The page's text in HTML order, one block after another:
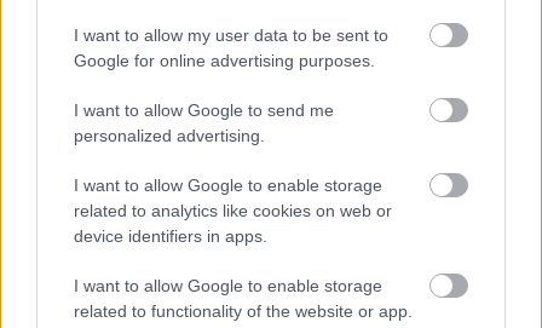
I want to allow my user data to be sent to
Google for online advertising purposes.
I want to allow Google to send me
personalized advertising.
I want to allow Google to enable storage
related to analytics like cookies on web or
device identifiers in apps.
I want to allow Google to enable storage
related to functionality of the website or app.
rengeteg kasztingra járok, de sajnos nem
mindegyikből lesz szerep. Most forgatok az RTL
ezt a Válótársak után adják majd. Azt hiszem szlovák
a licensz. Inkább vígjáték lesz, nagyon jó